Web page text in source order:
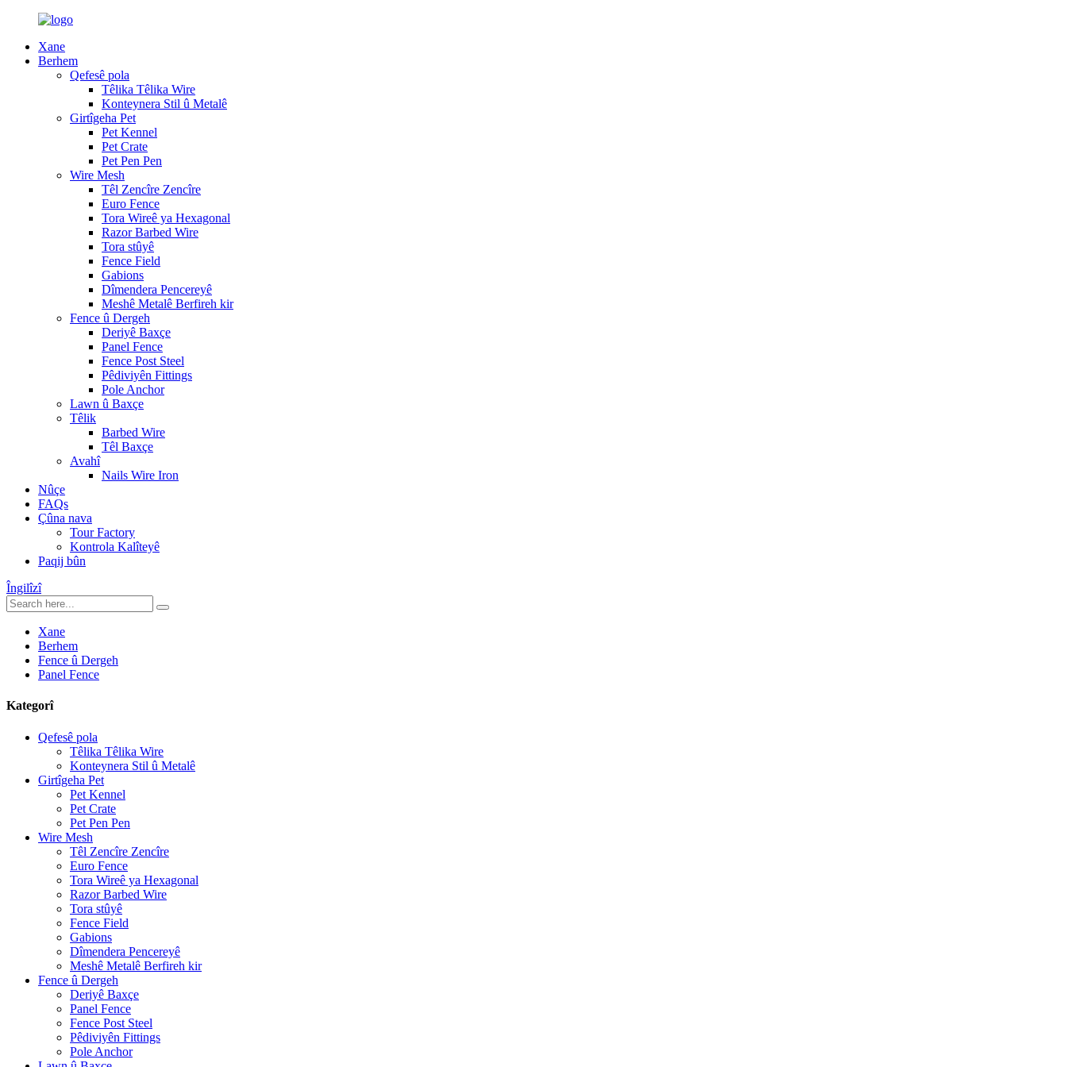
Xane
Berhem
Qefesê pola
Têlika Têlika Wire
Konteynera Stil û Metalê
Girtîgeha Pet
Pet Kennel
Pet Crate
Pet Pen Pen
Wire Mesh
Têl Zencîre Zencîre
Euro Fence
Tora Wireê ya Hexagonal
Razor Barbed Wire
Tora stûyê
Fence Field
Gabions
Dîmendera Pencereyê
Meshê Metalê Berfireh kir
Fence û Dergeh
Deriyê Baxçe
Panel Fence
Fence Post Steel
Pêdiviyên Fittings
Pole Anchor
Lawn û Baxçe
Têlik
Barbed Wire
Têl Baxçe
Avahî
Nails Wire Iron
Nûçe
FAQs
Çûna nava
Tour Factory
Kontrola Kalîteyê
Paqij bûn
Îngilîzî
Xane
Berhem
Fence û Dergeh
Panel Fence
Kategorî
Qefesê pola
Têlika Têlika Wire
Konteynera Stil û Metalê
Girtîgeha Pet
Pet Kennel
Pet Crate
Pet Pen Pen
Wire Mesh
Têl Zencîre Zencîre
Euro Fence
Tora Wireê ya Hexagonal
Razor Barbed Wire
Tora stûyê
Fence Field
Gabions
Dîmendera Pencereyê
Meshê Metalê Berfireh kir
Fence û Dergeh
Deriyê Baxçe
Panel Fence
Fence Post Steel
Pêdiviyên Fittings
Pole Anchor